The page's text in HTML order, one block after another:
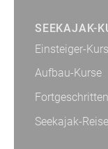
SEEKAJAK-
Einsteiger-
Aufbau-Kurse
Seekajak-